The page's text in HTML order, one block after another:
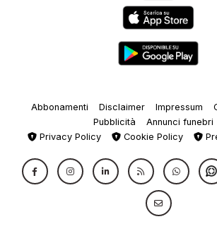
Abbonamenti Disclaimer Impressum
Pubblicità
Annunci funebri
Privacy Policy
Cookie Policy